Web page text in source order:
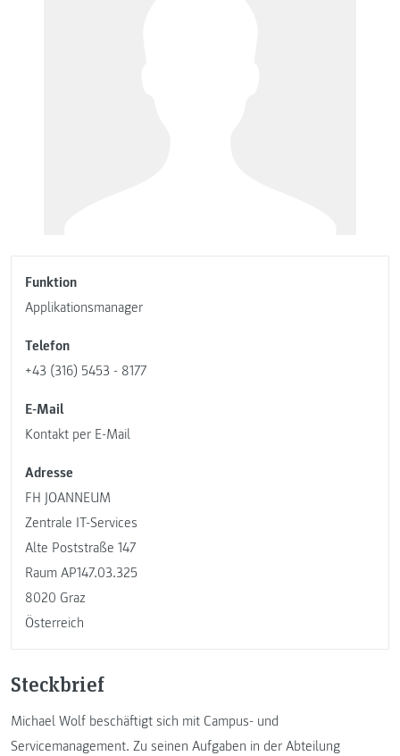
Funktion
Applikationsmanager
Telefon
+43 (316) 5453 - 8177
E-Mail
Kontakt per E-Mail
Adresse
FH JOANNEUM
Zentrale IT-Services
Alte Poststraße 147
Raum AP147.03.325
8020 Graz
Österreich
Steckbrief
Michael Wolf beschäftigt sich mit Campus- und
Servicemanagement. Zu seinen Aufgaben in der Abteilung